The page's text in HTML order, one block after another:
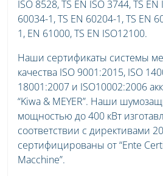
ISO 8528, TS EN ISO 3744, TS EN
60034-1, TS EN 60204-1, TS EN
1, EN 61000, TS EN ISO12100.
Наши сертификаты системы
качества ISO 9001:2015, ISO
18001:2007 и ISO10002:2006
“Kiwa & MEYER”. Наши
мощностью до 400 кВт
соответствии с директивами
сертифицированы от “Ente
Macchine”.